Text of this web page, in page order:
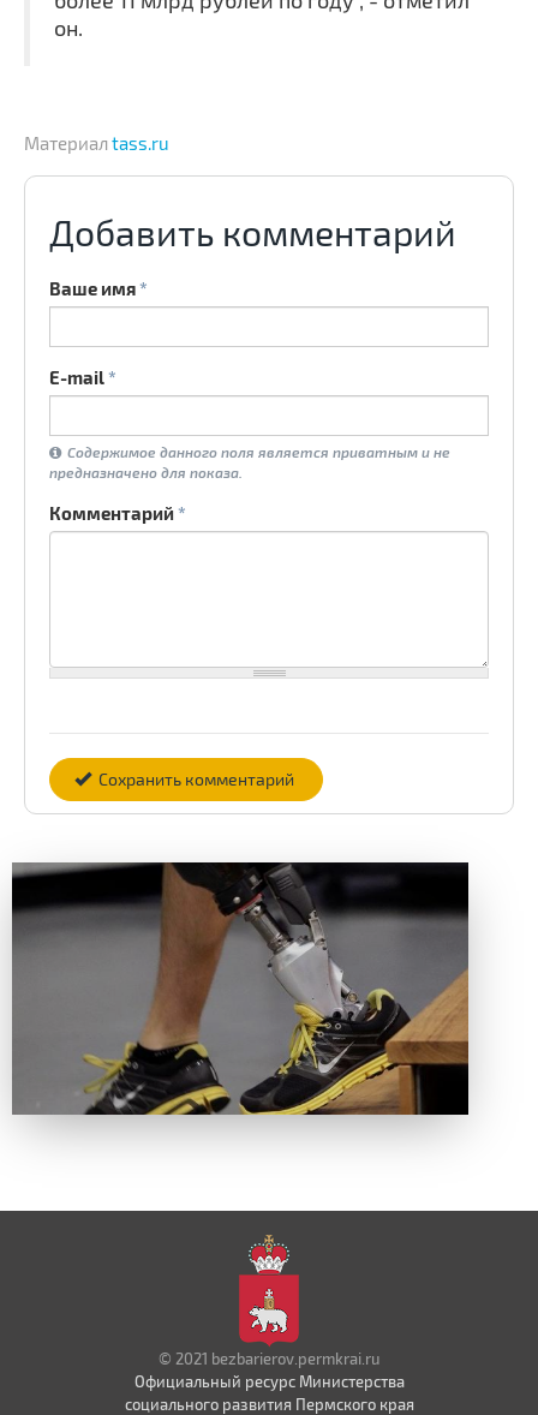
он.
Материалtass.ru
Добавить комментарий
Ваше имя*
E-mail*
Содержимое данного поля является приватным и не
предназначено для показа.
Комментарий*
Сохранить комментарий
© 2021 bezbarierov.permkrai.ru
Официальный ресурс Министерства
социального развития Пермского края